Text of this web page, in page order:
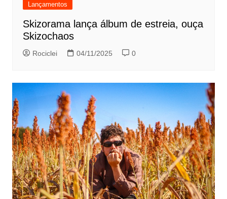
Lançamentos
Skizorama lança álbum de estreia, ouça
Skizochaos
Rociclei 04/11/2025 0